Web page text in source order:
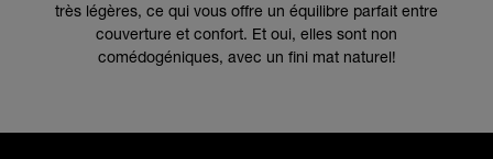
très légères, ce qui vous offre un équilibre parfait entre
couverture et confort. Et oui, elles sont non
comédogéniques, avec un fini mat naturel!